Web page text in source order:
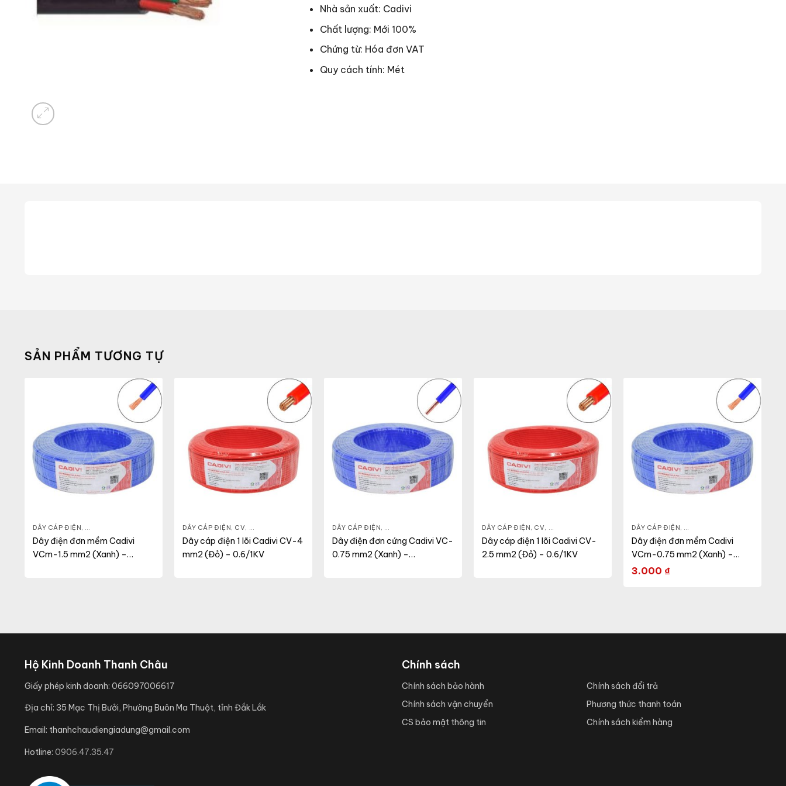
Nhà sản xuất: Cadivi
Chất lượng: Mới 100%
Chứng từ: Hóa đơn VAT
Quy cách tính: Mét
SẢN PHẨM TƯƠNG TỰ
DÂY CÁP ĐIỆN,
Dây điện đơn mềm Cadivi
VCm-1.5 mm2 (Xanh) –
DÂY CÁP ĐIỆN, CV,
Dây cáp điện 1 lõi Cadivi CV-4
mm2 (Đỏ) – 0.6/1KV
DÂY CÁP ĐIỆN,
Dây điện đơn cứng Cadivi VC-
0.75 mm2 (Xanh) –
DÂY CÁP ĐIỆN, CV,
Dây cáp điện 1 lõi Cadivi CV-
2.5 mm2 (Đỏ) – 0.6/1KV
DÂY CÁP ĐIỆN,
Dây điện đơn mềm Cadivi
VCm-0.75 mm2 (Xanh) –
300/500V
3.000 ₫
Hộ Kinh Doanh Thanh Châu
Giấy phép kinh doanh: 066097006617
Địa chỉ: 35 Mạc Thị Bưởi, Phường Buôn Ma Thuột, tỉnh Đắk Lắk
Email: thanhchaudiengiadung@gmail.com
Hotline: 0906.47.35.47
Chính sách
Chính sách bảo hành
Chính sách vận chuyển
CS bảo mật thông tin
Chính sách đổi trả
Phương thức thanh toán
Chính sách kiểm hàng